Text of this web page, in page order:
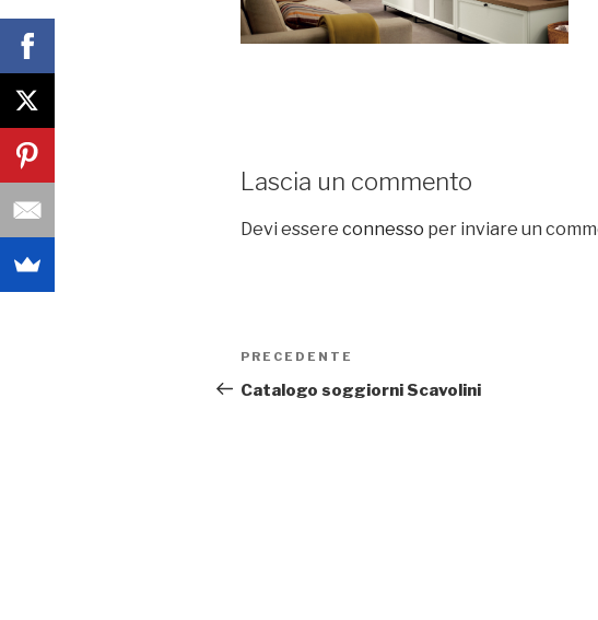
Lascia un commento
Devi essere connesso per inviare un
Navigazione
articoli
Articolo
precedente:
PRECEDENTE
Catalogo soggiorni Scavolini